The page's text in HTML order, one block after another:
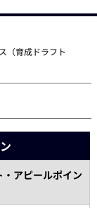
（育成ドラフト
アピールポイン